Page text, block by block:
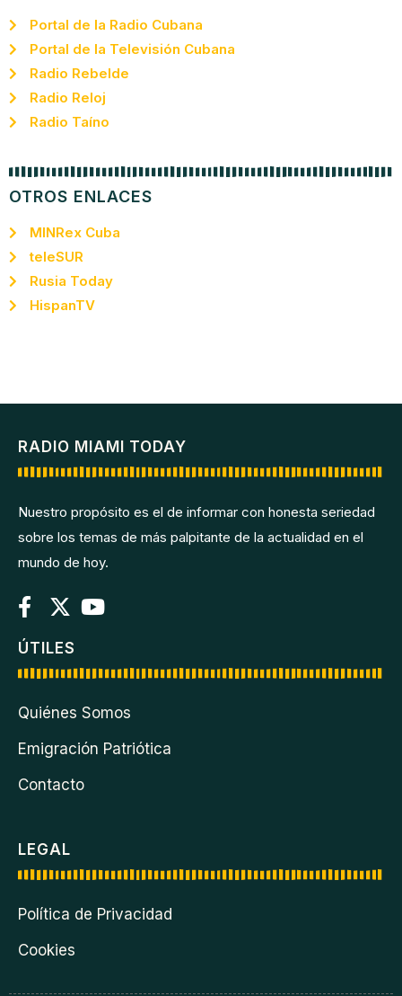
Portal de la Radio Cubana
Portal de la Televisión Cubana
Radio Rebelde
Radio Reloj
Radio Taíno
OTROS ENLACES
MINRex Cuba
teleSUR
Rusia Today
HispanTV
RADIO MIAMI TODAY
Nuestro propósito es el de informar con honesta seriedad
sobre los temas de más palpitante de la actualidad en el
mundo de hoy.
ÚTILES
Quiénes Somos
Emigración Patriótica
Contacto
LEGAL
Política de Privacidad
Cookies